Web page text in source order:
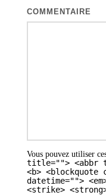
COMMENTAIRE
Vous pouvez utiliser
title=""> <abbr
<b> <blockquote
datetime="">
<strike>